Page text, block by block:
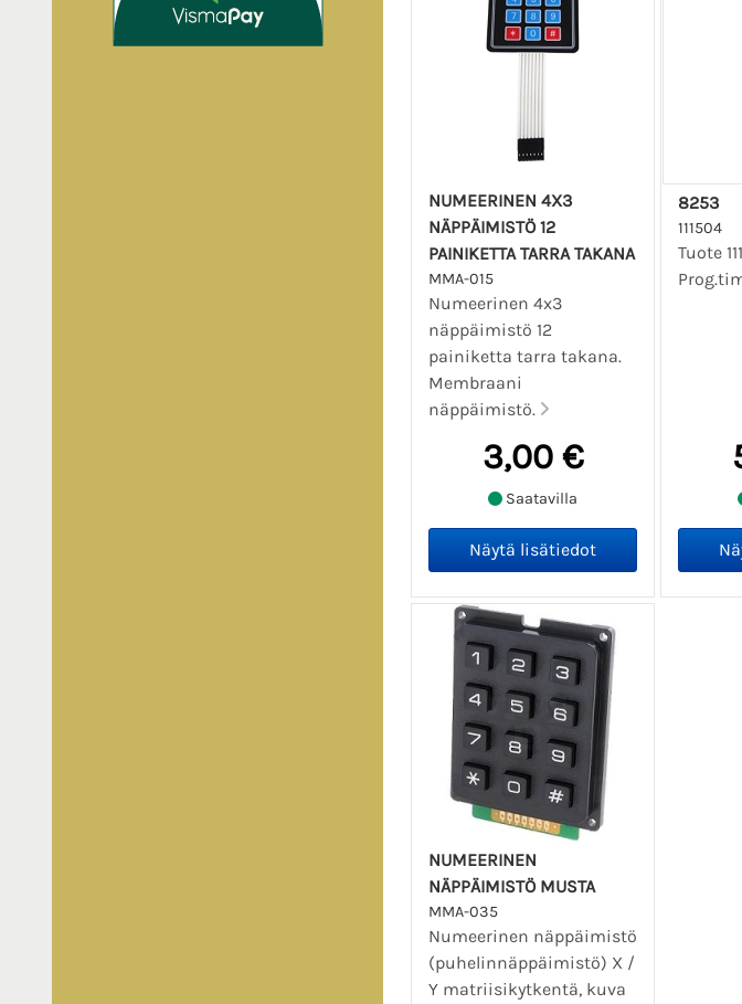
NUMEERINEN 4X3
NÄPPÄIMISTÖ 12
PAINIKETTA TARRA TAKANA
MMA-015
Numeerinen 4x3
näppäimistö 12
painiketta tarra takana.
Membraani
näppäimistö.
3,00 €
Saatavilla
8253
111504
Tuote
NUMEERINEN
NÄPPÄIMISTÖ MUSTA
MMA-035
Numeerinen näppäimistö
(puhelinnäppäimistö) X /
Y matriisikytkentä, kuva